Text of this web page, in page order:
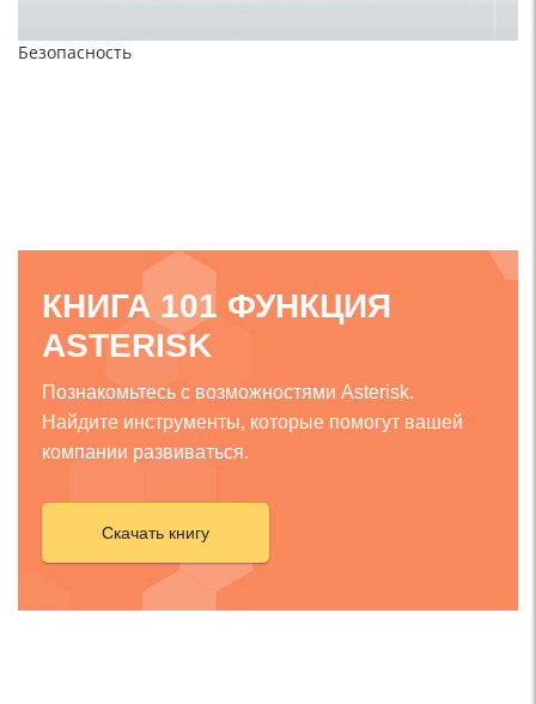
Безопасность
КНИГА 101 ФУНКЦИЯ
ASTERISK
Познакомьтесь с возможностями Asterisk.
Найдите инструменты, которые помогут вашей
компании развиваться.
Скачать книгу